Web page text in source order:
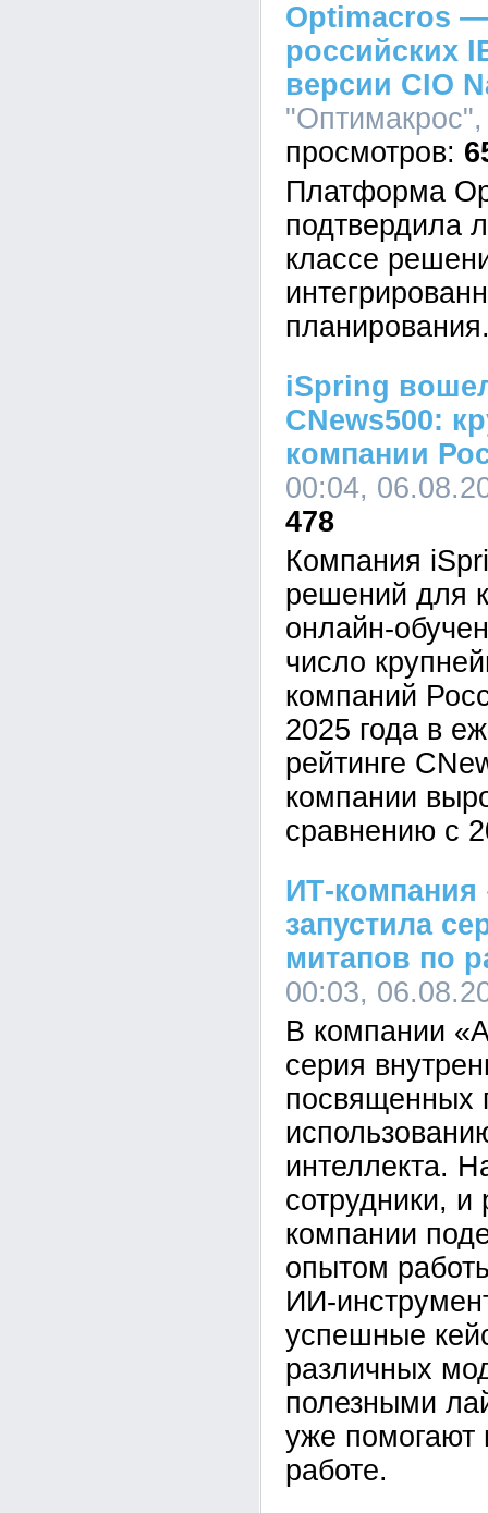
Optimacros —
российских
версии CIO
Платформа
подтвердила
классе
iSpring
CNews500:
компании
00:04,
478
Компания
решений для
онлайн-
число
компаний
2025 года в
рейтинге
компании
сравнению с
ИТ-компания
запустила
митапов по
00:03,
В компании
серия
посвященных
интеллекта.
сотрудники, и
компании
опытом
ИИ-
успешные
различных
полезными
уже помогают
работе.